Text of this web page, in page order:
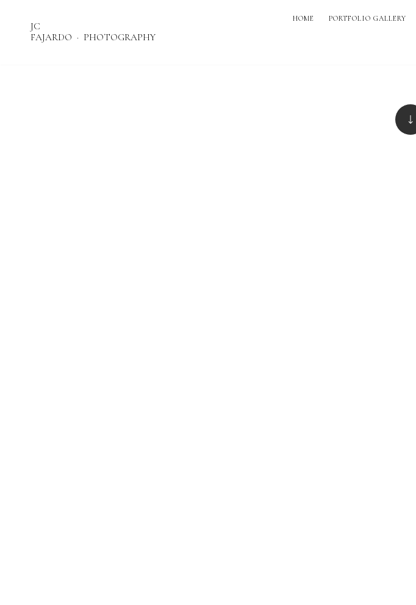
JC
FAJARDO
PHOTOGRAPHY
HOME PORTFOLIO GALLERY